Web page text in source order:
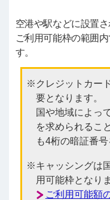
空港や駅などに設置
ご利用可能枠の範囲
す。
クレジットカー
要となります。
国や地域によっ
を求められるこ
も4桁の暗証番
キャッシングは
用可能枠となり
ご利用可能額